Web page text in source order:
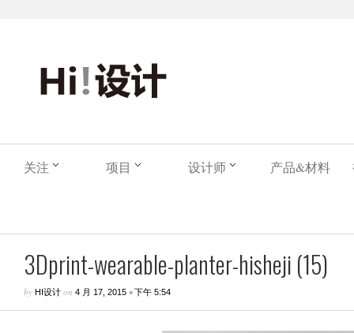
关注 项目 设计师 产品&材料
3Dprint-wearable-planter-hisheji (15)
by HI设计 on 4 月 17, 2015 •下午 5:54